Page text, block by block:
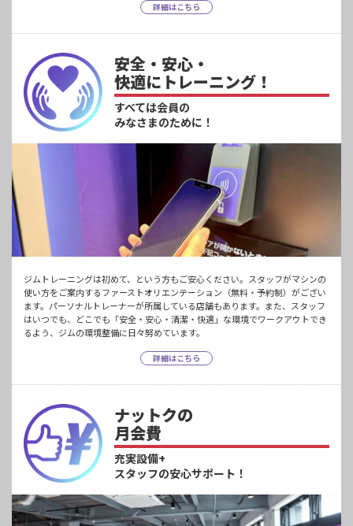
詳細はこちら
安全・安心・
快適にトレーニング！
すべては会員の
みなさまのために！
ジムトレーニングは初めて、という方もご安心ください。スタッフがマシンの
使い方をご案内するファーストオリエンテーション（無料・予約制）がござい
ます。パーソナルトレーナーが所属している店舗もあります。また、スタッフ
はいつでも、どこでも「安全・安心・清潔・快適」な環境でワークアウトでき
るよう、ジムの環境整備に日々努めています。
詳細はこちら
ナットクの
月会費
充実設備+
スタッフの安心サポート！